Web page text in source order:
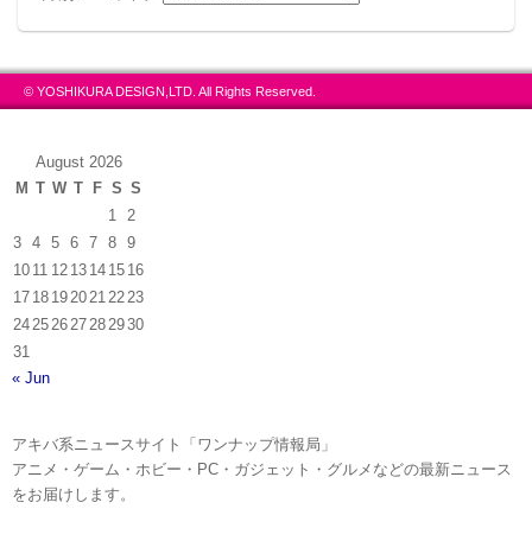
© YOSHIKURA DESIGN,LTD. All Rights Reserved.
August 2026
M T W T F S S
1
2
3
4 5 6 7 8
9
10 11 12 13 14 15 16
17 18 1920212223
24252627282930
31
« Jun
アキバ系ニュースサイト「ワンナップ情報局」
アニメ・ゲーム・ホビー・PC・ガジェット・グルメなどの最新ニュース
をお届けします。